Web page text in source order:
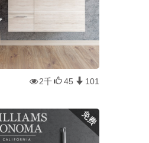
2千 45 101